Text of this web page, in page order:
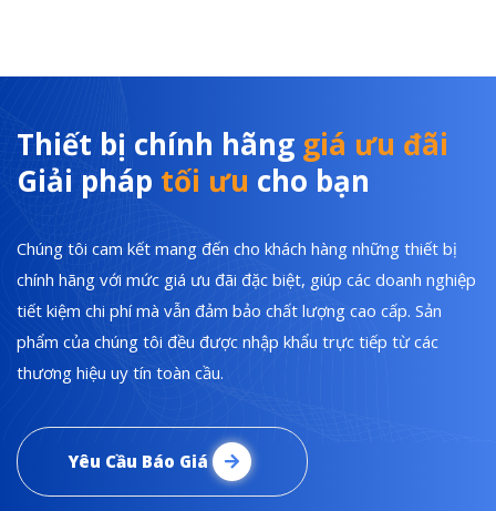
Thiết bị chính hãng giá ưu đãi
Giải pháp tối ưu cho bạn
Chúng tôi cam kết mang đến cho khách hàng những thiết bị
chính hãng với mức giá ưu đãi đặc biệt, giúp các doanh nghiệp
tiết kiệm chi phí mà vẫn đảm bảo chất lượng cao cấp. Sản
phẩm của chúng tôi đều được nhập khẩu trực tiếp từ các
thương hiệu uy tín toàn cầu.
Yêu Cầu Báo Giá